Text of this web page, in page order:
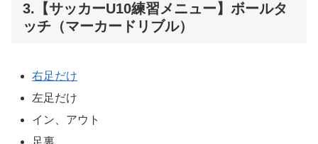
3.【サッカーU10練習メニュー】ボールタ
ッチ（マーカードリブル）
右足だけ
左足だけ
イン、アウト